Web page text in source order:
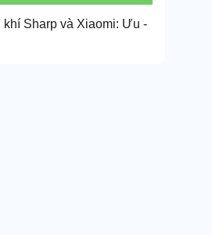
khí Sharp và Xiaomi: Ưu -